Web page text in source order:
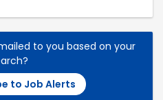
to you based on your
to Job Alerts